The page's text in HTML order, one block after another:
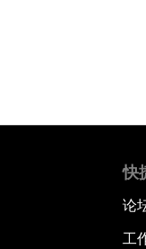
快
论
工